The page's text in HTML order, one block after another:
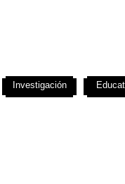
Investigación